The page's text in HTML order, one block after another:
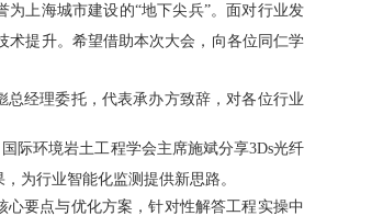
为上海城市建设的“地下尖兵”。面对行业发
术提升。希望借助本次大会，向各位同仁学
经理委托，代表承办方致辞，对各位行业
际环境岩土工程学会主席施斌分享3Ds光纤
为行业智能化监测提供新思路。
要点与优化方案，针对性解答工程实操中